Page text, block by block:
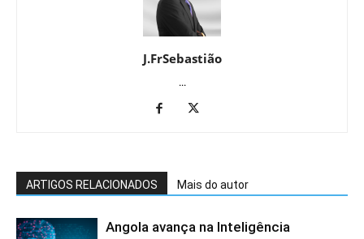
J.FrSebastião
...
ARTIGOS RELACIONADOS Mais do autor
Angola avança na Inteligência